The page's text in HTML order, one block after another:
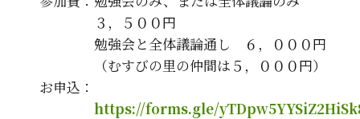
３，５００円
勉強会と全体議論通し ６，０００円
（むすびの里の仲間は５，０００円）
お申込：
https://forms.gle/